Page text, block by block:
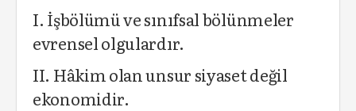
I. İşbölümü ve sınıfsal bölünmeler
evrensel olgulardır.
II. Hâkim olan unsur siyaset değil
ekonomidir.